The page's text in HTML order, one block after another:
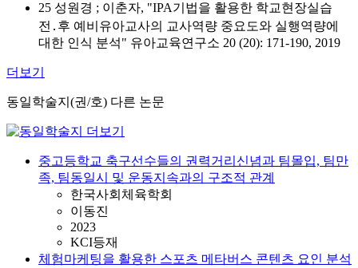
25 성원경 ; 이춘자, "IPA기법을 활용한 학교현장실습
전․후 예비유아교사의 교사역량 중요도와 실행역량에
대한 인식 분석" 유아교육연구소 20 (20): 171-190, 2019
더보기
동일학술지(권/호) 다른 논문
중고등학교 축구선수들의 권력거리신념과 팀몰입, 팀만
족, 팀동일시 및 운동지속과의 구조적 관계
한국사회체육학회
이동진
2023
KCI등재
체험마케팅을 활용한 스포츠 메타버스 콘텐츠 요인 분석